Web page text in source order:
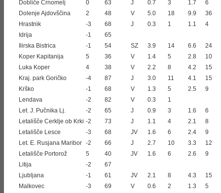
Dobliče Črnomelj
0 63 J 0.7 3 1.7
6
Dolenje Ajdovščina
2 48 V 5.0 18 9.9
36
Hrastnik
-3 68 J 0.3 1 1.1
4
Idrija
-1
65
Ilirska Bistrica
-1 54 SZ 3.9 14 6.6
24
Koper Kapitanija
5 36 V 1.4 5 2.8
10
Luka Koper
4 38 V 2.2 8 4.2
15
Kraj. park Goričko
-4 87 J 3.0 11 4.1
15
Krško
-1 68 V 1.3 5 2.5
9
Lendava
-2 82 V 0.3
1
Let. J. Pučnika Lj.
-2 65 J 0.9 3 1.6
6
Letališče Cerklje ob Krki -2 73 J 1.1 4 2.1
8
Letališče Lesce
-3 68 JV 1.6 6 2.4
9
Let. E. Rusjana Maribor -2 66 J 2.7 10 3.3
12
Letališče Portorož
5 40 JV 1.6 6 2.6
9
Litija
-2
67
Ljubljana
-1 61 JV 2.1 8 4.3
15
Malkovec
-3 69 V 0.6 2 1.3
5